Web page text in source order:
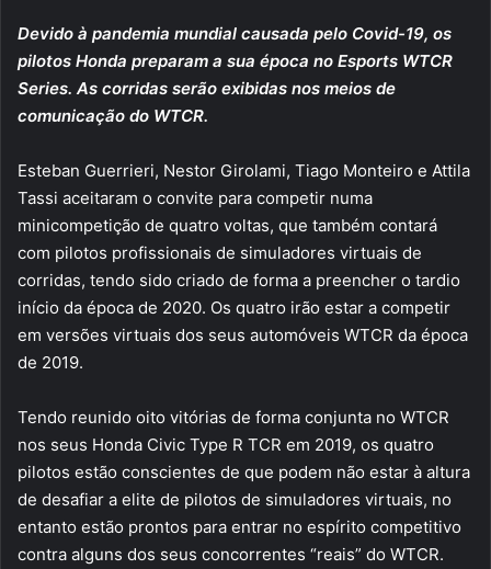
Devido à pandemia mundial causada pelo Covid-19, os
pilotos Honda preparam a sua época no Esports WTCR
Series. As corridas serão exibidas nos meios de
comunicação do WTCR.
Esteban Guerrieri, Nestor Girolami, Tiago Monteiro e Attila
Tassi aceitaram o convite para competir numa
minicompetição de quatro voltas, que também contará
com pilotos profissionais de simuladores virtuais de
corridas, tendo sido criado de forma a preencher o tardio
início da época de 2020. Os quatro irão estar a competir
em versões virtuais dos seus automóveis WTCR da época
de 2019.
Tendo reunido oito vitórias de forma conjunta no WTCR
nos seus Honda Civic Type R TCR em 2019, os quatro
pilotos estão conscientes de que podem não estar à altura
de desafiar a elite de pilotos de simuladores virtuais, no
entanto estão prontos para entrar no espírito competitivo
contra alguns dos seus concorrentes “reais” do WTCR.